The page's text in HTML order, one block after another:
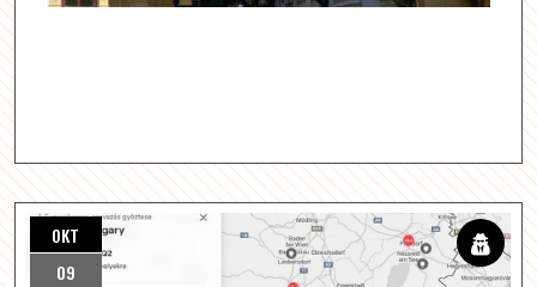
OKT
09